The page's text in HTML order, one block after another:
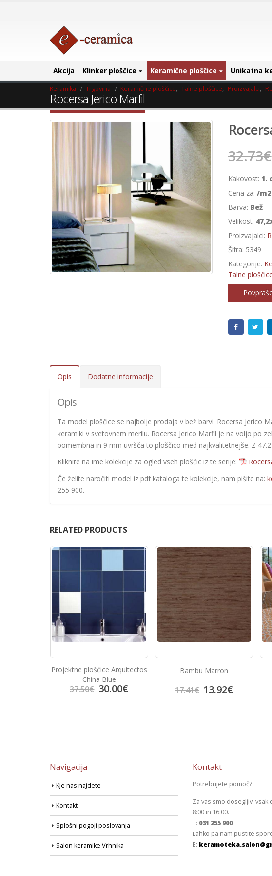
Akcija Klinker ploščice Keramične ploščice Unikatna
Keramika Trgovina Keramične ploščice, Talne ploščice, Proizvajalci,
Rocersa Jerico Marfil
32.73€
Kakovost: 1.
Cena za: /m2
Barva: Bež
Velikost:
Proizvajalci:
Šifra: 5349
Kategorije:
Talne ploščice
Opis Dodatne informacije
Opis
Ta model ploščice se najbolje prodaja v bež barvi. Rocersa Jerico
keramiki v svetovnem merilu. Rocersa Jerico Marfil je na voljo po
pomembna in 9 mm uvršča to ploščico med najkvalitetnejše. Z
Kliknite na ime kolekcije za ogled vseh ploščic iz te serije:
Če želite naročiti model iz pdf kataloga te kolekcije, nam pišite na:
255 900.
RELATED PRODUCTS
Bambu Marron
17.41€ 13.92€
Keope Ciottolato Rosso
83.53€ 66.82€
Navigacija
Kje nas najdete
Kontakt
Splošni pogoji poslovanja
Salon keramike Vrhnika
Kontakt
Potrebujete pomoč?
Za vas smo dosegljivi vsak
8:00 in 16:00.
T: 031 255 900
Lahko pa nam pustite
E: